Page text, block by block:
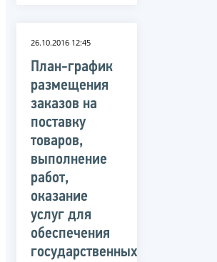
26.10.2016 12:45
План-график
размещения
заказов на
поставку
товаров,
выполнение
работ,
оказание
услуг для
обеспечения
государственных